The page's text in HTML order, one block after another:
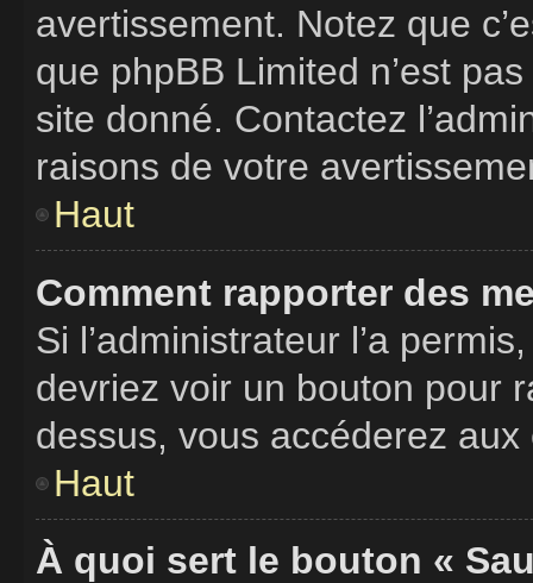
avertissement. Notez que
que phpBB Limited n’est
site donné. Contactez
raisons de votre
Haut
Comment rapporter des
Si l’administrateur l’a
devriez voir un bouton pour
dessus, vous accéderez
Haut
À quoi sert le bouton «